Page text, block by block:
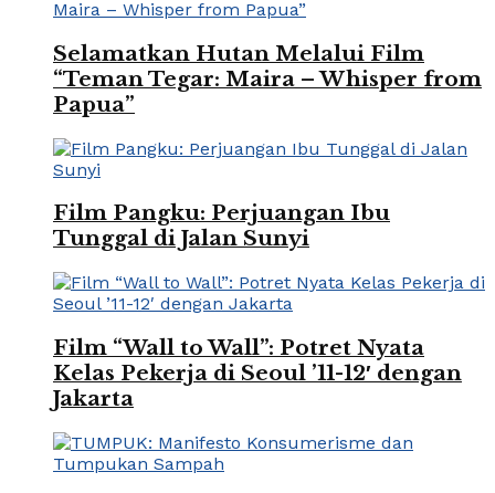
Selamatkan Hutan Melalui Film
“Teman Tegar: Maira – Whisper from
Papua”
Film Pangku: Perjuangan Ibu
Tunggal di Jalan Sunyi
Film “Wall to Wall”: Potret Nyata
Kelas Pekerja di Seoul ’11-12′ dengan
Jakarta